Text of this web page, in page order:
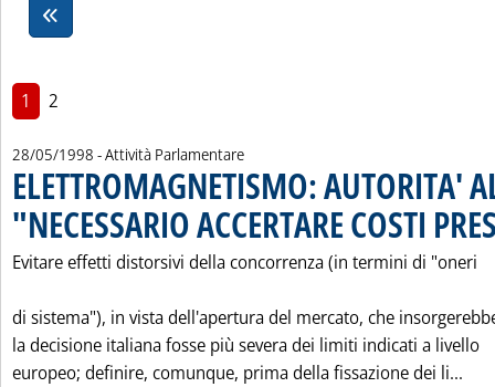
1 2
28/05/1998 - Attività Parlamentare
ELETTROMAGNETISMO: AUTORITA'
"NECESSARIO ACCERTARE COSTI
Evitare effetti distorsivi della concorrenza (in termini di "oneri
di sistema"), in vista dell'apertura del mercato, che
la decisione italiana fosse più severa dei limiti indicati a livello
europeo; definire, comunque, prima della fissazione dei li...